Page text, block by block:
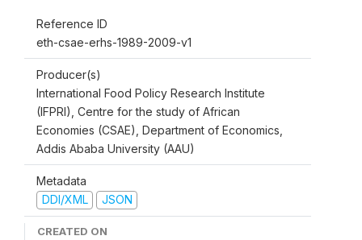
Reference ID
eth-csae-erhs-1989-2009-v1
Producer(s)
International Food Policy Research Institute
(IFPRI), Centre for the study of African
Economies (CSAE), Department of Economics,
Addis Ababa University (AAU)
Metadata
DDI/XML
JSON
CREATED ON